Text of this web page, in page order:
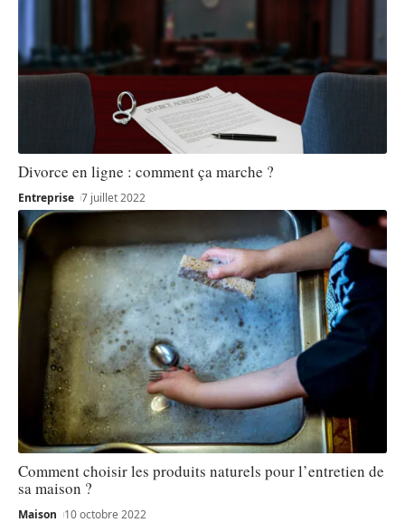
Divorce en ligne : comment ça marche ?
Entreprise 7 juillet 2022
Comment choisir les produits naturels pour l’entretien de
sa maison ?
Maison 10 octobre 2022